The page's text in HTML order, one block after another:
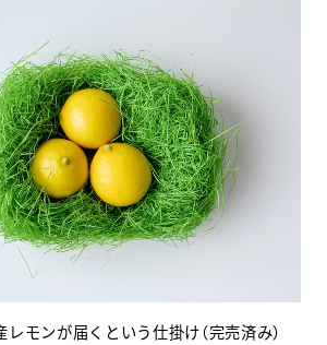
モンが届くという仕掛け（完売済み）